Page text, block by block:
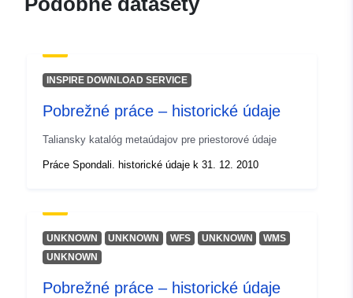
Typ: Polygon
Identifikátory: r_friuve:m8686-cc-i9465
m8686-cc-i9465
INSPIRE DOWNLOAD SERVICE
Pobrežné práce – historické údaje
Taliansky katalóg metaúdajov pre priestorové údaje
Práce Spondali. historické údaje k 31. 12. 2010
UNKNOWN UNKNOWN WFS UNKNOWN
WMS
UNKNOWN
Pobrežné práce – historické údaje